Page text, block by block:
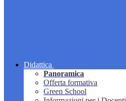
Didattica
Panoramica
Offerta formativa
Green School